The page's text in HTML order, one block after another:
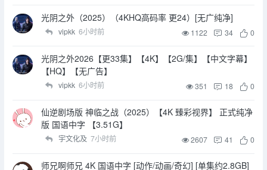
光阴之外（2025）（4KHQ高码率 更24）[无广纯净]
vipkk 6小时前 1122 34 0
光阴之外2026【更33集】【4K】【2G/集】【中文字幕】
【HQ】【无广告】
vipkk 6小时前 351 18 0
仙逆剧场版 神临之战（2025）【4K 臻彩视界】 正式纯净
版 国语中字 【3.51G】
宇文化及 7小时前 2607 41 0
师兄啊师兄 4K 国语中字 [动作/动画/奇幻] [单集约2.8GB]